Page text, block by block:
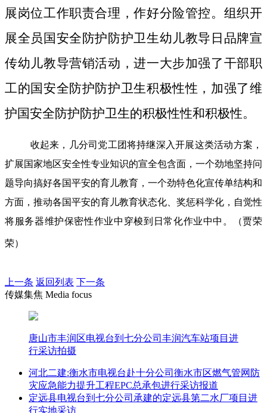
展岗位工作职责合理，作好分险管控。组织开
展全员国安全防护防护卫生幼儿教导日品牌宣
传幼儿教导营销活动，进一大步加强了干部职
工的国安全防护防护卫生积极性性，加强了维
护国安全防护防护卫生的积极性性和积极性。
收起来，几分司党工团将持继深入开展这类活动方案，
扩展国家地区安全性专业知识的宣全包含面，一个劲地坚持问
题导向搞好各国平安的育儿教育，一个劲特色化宣传单结构和
方面，推动各国平安的育儿教育状态化、奖惩科学化，自觉性
将服务器维护保密性作业中穿梭到日常化作业中中。（贾荣
荣）
上一条 返回列表 下一条
传媒集焦 Media focus
唐山市丰润区电视台到七分公司丰润汽车站项目进
行采访拍摄
河北二建:衡水市电视台赴十分公司衡水市区燃气管网防
灾应急能力提升工程EPC总承包进行采访报道
定远县电视台到七分公司承建的定远县第二水厂项目进
行实地采访